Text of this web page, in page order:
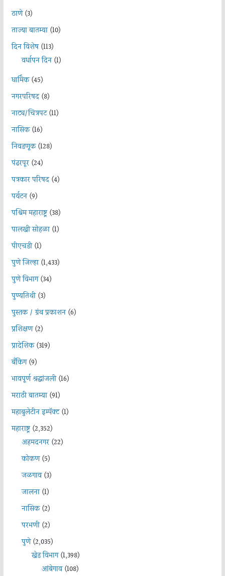
ठाणे(3)
ताज्या बातम्या(10)
दिन विशेष(113)
वर्धापन दिन(1)
धार्मिक(45)
नगरपरिषद(8)
नाट्य/चित्रपट(11)
नासिक(16)
निवडणूक(128)
पंढरपूर(24)
पत्रकार परिषद(4)
पर्यटन(9)
पश्चिम महाराष्ट्र(38)
पालखी सोहळा(1)
पीएचडी(1)
पुणे जिल्हा(1,433)
पुणे विभाग(34)
पुण्यतिथी(3)
पुस्तक / ग्रंथ प्रकाशन(6)
प्रशिक्षण(2)
प्रादेशिक(319)
बँकिंग(9)
भावपूर्ण श्रद्धांजली(16)
मराठी बातम्या(91)
महाबुलेटीन इम्पॅक्ट(1)
महाराष्ट्र(2,352)
अहमदनगर(22)
कोकण(5)
जळगाव(3)
जालना(1)
नासिक(2)
परभणी(2)
पुणे(2,035)
खेड विभाग(1,398)
आंबेगाव(108)